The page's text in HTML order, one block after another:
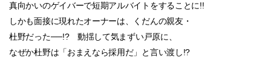
真向かいのゲイバーで短期アルバイトをすることに!!
しかも面接に現れたオーナーは、くだんの親友・
杜野だった──!? 動揺して気まずい戸原に、
なぜか杜野は「おまえなら採用だ」と言い渡し!?